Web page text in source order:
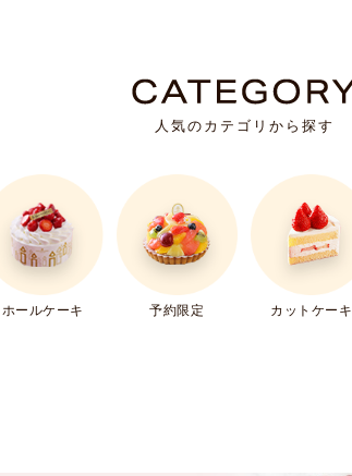
人気のカテゴリから探す
ホールケーキ 予約限定 カットケーキ